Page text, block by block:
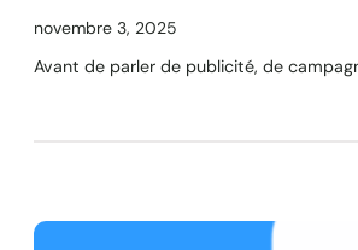
novembre 3, 2025
Avant de parler de publicité, de